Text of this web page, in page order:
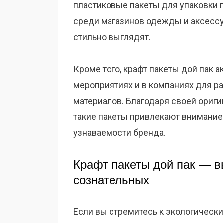
пластиковые пакеты для
среди магазинов одежды и
стильно выглядят.
Кроме того, крафт пакеты дой пак
мероприятиях и в компаниях для
материалов. Благодаря своей
такие пакеты привлекают
узнаваемости бренда.
Крафт пакеты дой пак —
сознательных
Если вы стремитесь к